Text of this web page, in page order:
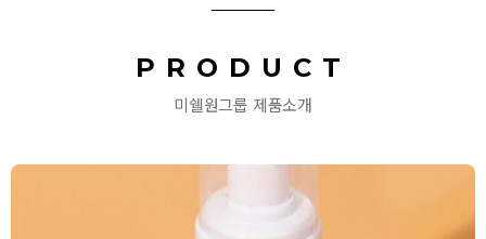
PRODUCT
미쉘원그룹 제품소개